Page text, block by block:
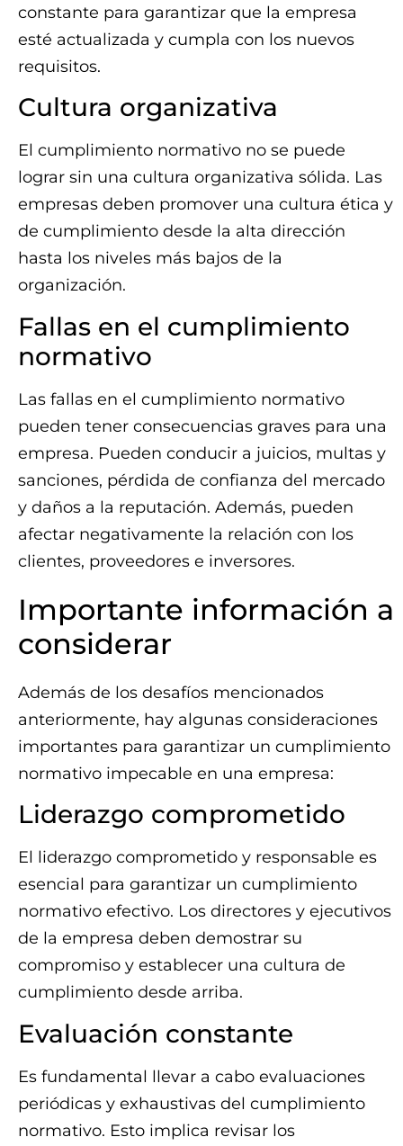
constante para garantizar que la empresa
esté actualizada y cumpla con los nuevos
requisitos.
Cultura organizativa
El cumplimiento normativo no se puede
lograr sin una cultura organizativa sólida. Las
empresas deben promover una cultura ética y
de cumplimiento desde la alta dirección
hasta los niveles más bajos de la
organización.
Fallas en el cumplimiento
normativo
Las fallas en el cumplimiento normativo
pueden tener consecuencias graves para una
empresa. Pueden conducir a juicios, multas y
sanciones, pérdida de confianza del mercado
y daños a la reputación. Además, pueden
afectar negativamente la relación con los
clientes, proveedores e inversores.
Importante información a
considerar
Además de los desafíos mencionados
anteriormente, hay algunas consideraciones
importantes para garantizar un cumplimiento
normativo impecable en una empresa:
Liderazgo comprometido
El liderazgo comprometido y responsable es
esencial para garantizar un cumplimiento
normativo efectivo. Los directores y ejecutivos
de la empresa deben demostrar su
compromiso y establecer una cultura de
cumplimiento desde arriba.
Evaluación constante
Es fundamental llevar a cabo evaluaciones
periódicas y exhaustivas del cumplimiento
normativo. Esto implica revisar los